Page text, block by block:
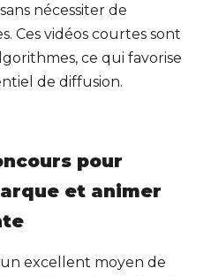
nécessiter de
Ces vidéos courtes sont
ce qui favorise
de diffusion.
pour
et animer
excellent moyen de